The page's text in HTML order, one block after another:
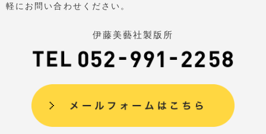
軽にお問い合わせください。
伊藤美藝社製版所